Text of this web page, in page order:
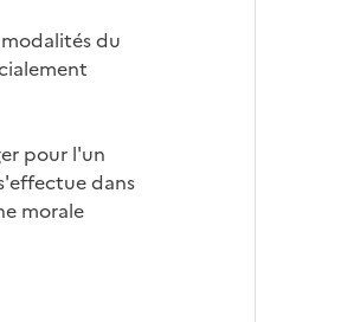
du
pour l'un
dans
morale